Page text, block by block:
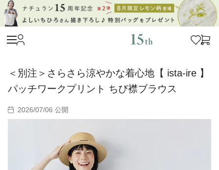
＜別注＞さらさら涼やかな着心地【 ista-ire 】
パッチワークプリント ちび襟ブラウス
2026/07/06 公開